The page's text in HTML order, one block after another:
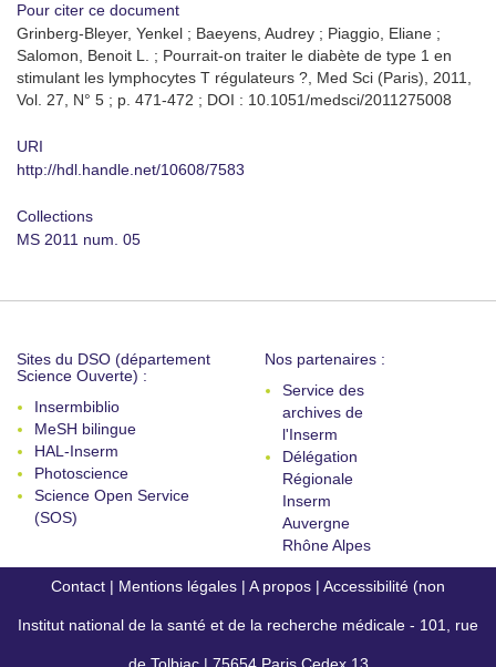
Pour citer ce document
Grinberg-Bleyer, Yenkel ; Baeyens, Audrey ; Piaggio, Eliane ;
Salomon, Benoit L. ; Pourrait-on traiter le diabète de type 1 en
stimulant les lymphocytes T régulateurs ?, Med Sci (Paris), 2011,
Vol. 27, N° 5 ; p. 471-472 ; DOI : 10.1051/medsci/2011275008
URI
http://hdl.handle.net/10608/7583
Collections
MS 2011 num. 05
Sites du DSO (département
Science Ouverte) :
Insermbiblio
MeSH bilingue
HAL-Inserm
Photoscience
Science Open Service
(SOS)
Nos partenaires :
Service des
archives de
l'Inserm
Délégation
Régionale
Inserm
Auvergne
Rhône Alpes
Contact | Mentions légales | A propos | Accessibilité (non
conforme)
Institut national de la santé et de la recherche médicale - 101, rue